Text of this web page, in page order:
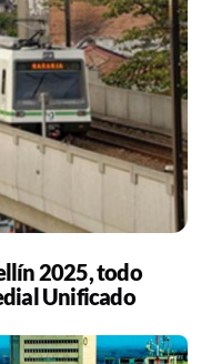
2025, todo
Unificado